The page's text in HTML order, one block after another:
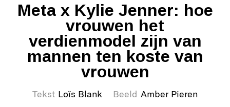
Meta x Kylie Jenner: hoe
vrouwen het
verdienmodel zijn van
mannen ten koste van
vrouwen
Tekst Loïs Blank Beeld Amber Pieren